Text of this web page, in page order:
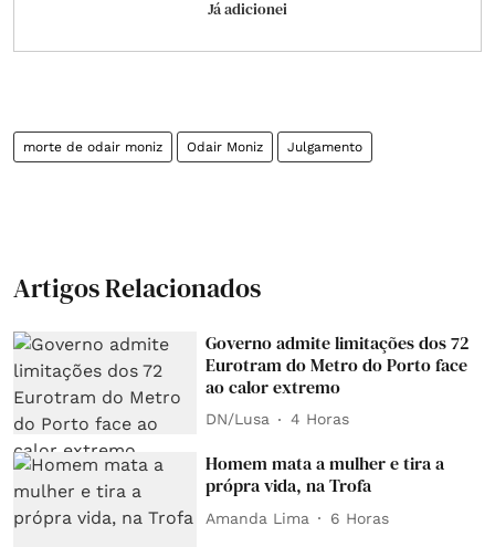
Já adicionei
morte de odair moniz Odair Moniz Julgamento
Artigos Relacionados
Governo admite limitações dos 72
Eurotram do Metro do Porto face
ao calor extremo
DN/Lusa 4 Horas
Homem mata a mulher e tira a
própra vida, na Trofa
Amanda Lima 6 Horas